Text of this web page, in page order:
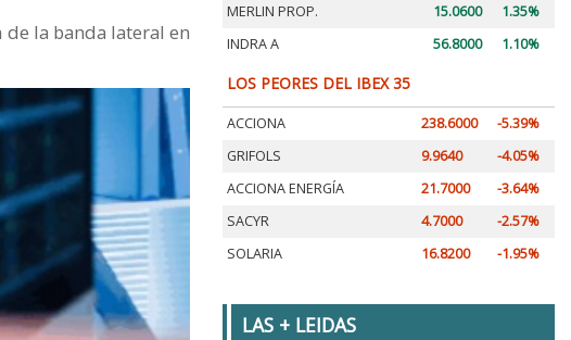
la banda lateral en
MERLIN PROP.
15.0600
1.35%
INDRA A
56.8000 1.10%
LOS PEORES DEL IBEX 35
ACCIONA 238.6000
-5.39%
GRIFOLS
9.9640
-4.05%
ACCIONA ENERGÍA
21.7000
-3.64%
SACYR
4.7000
-2.57%
SOLARIA
16.8200 -1.95%
LAS + LEIDAS